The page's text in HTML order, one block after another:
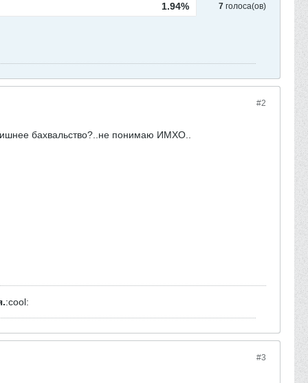
1.94% 7 голоса(ов)
#2
бахвальство?..не понимаю ИМХО..
:cool:
#3